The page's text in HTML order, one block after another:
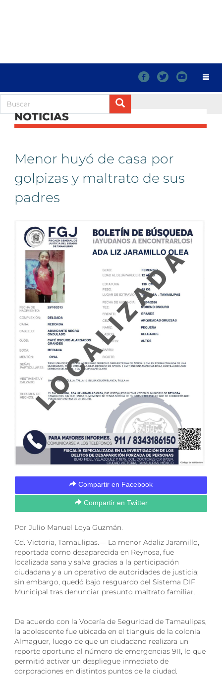
f t y
NOTICIAS
Menor huyó de casa por
golpizas y maltrato de sus
padres
Compartir en Facebook
Compartir en Twitter
Por Julio Manuel Loya Guzmán.
Cd. Victoria, Tamaulipas.— La menor Adaliz Jaramillo,
reportada como desaparecida en Reynosa, fue
localizada sana y salva gracias a la participación
ciudadana y a un operativo de autoridades de justicia;
sin embargo, quedó bajo resguardo del Sistema DIF
Municipal tras denunciar presunto maltrato familiar.
De acuerdo con la Vocería de Seguridad de Tamaulipas,
la adolescente fue ubicada en el tianguis de la colonia
Almaguer, luego de que un ciudadano realizara un
reporte oportuno al número de emergencias 911, lo que
permitió activar un despliegue inmediato de
corporaciones en distintos puntos de la ciudad.